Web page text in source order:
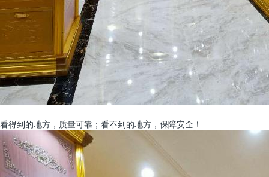
看得到的地方，质量可靠；看不到的地方，保障安全！